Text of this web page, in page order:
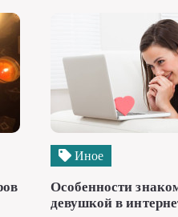
Иное
Особенности
девушкой в